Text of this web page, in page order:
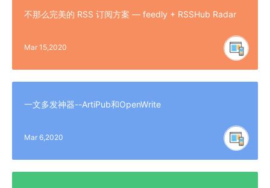
不那么完美的 RSS 订阅方案 — feedly + RSSHub Radar
Mar 15,2020
一文多发神器--ArtiPub和OpenWrite
Mar 6,2020